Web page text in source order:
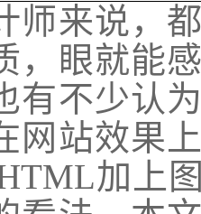
师来说，
，眼就能
有不少认
网站效果
加上